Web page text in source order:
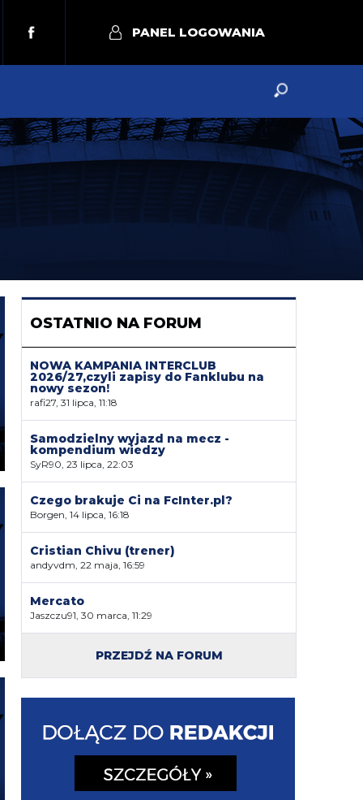
PANEL LOGOWANIA
OSTATNIO NA FORUM
NOWA KAMPANIA INTERCLUB
2026/27,czyli zapisy do Fanklubu na
nowy sezon!
rafi27, 31 lipca, 11:18
Samodzielny wyjazd na mecz -
kompendium wiedzy
SyR90, 23 lipca, 22:03
Czego brakuje Ci na FcInter.pl?
Borgen, 14 lipca, 16:18
Cristian Chivu (trener)
andyvdm, 22 maja, 16:59
Mercato
Jaszczu91, 30 marca, 11:29
PRZEJDŹ NA FORUM